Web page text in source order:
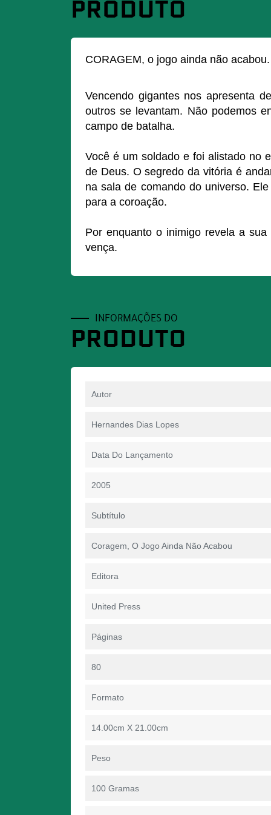
PRODUTO
CORAGEM, o jogo ainda não
Vencendo gigantes nos apresenta
outros se levantam. Não podemos
campo de batalha.
Você é um soldado e foi alistado no
de Deus. O segredo da vitória é
na sala de comando do universo.
para a coroação.
Por enquanto o inimigo revela a
vença.
INFORMAÇÕES DO
PRODUTO
Autor
Hernandes Dias Lopes
Data Do Lançamento
2005
Subtítulo
Coragem, O Jogo Ainda Não Acabou
Editora
United Press
Páginas
80
Formato
14.00cm X 21.00cm
Peso
100 Gramas